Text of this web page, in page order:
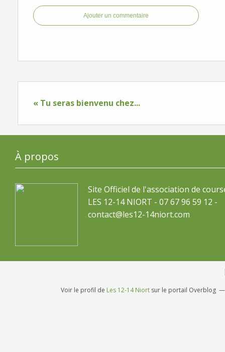
Ajouter un commentaire
« Tu seras bienvenu chez...
À propos
Site Officiel de l'association de
LES 12-14 NIORT - 07 67 96 59 12 -
contact@les12-14niort.com
Voir le profil de Les 12-14 Niort sur le portail Overblog